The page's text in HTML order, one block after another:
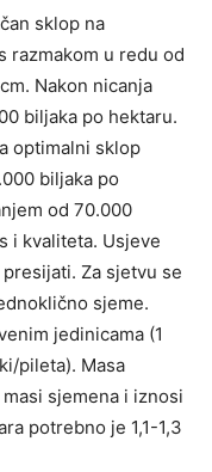
sklop na
razmakom u redu od
Nakon nicanja
biljaka po hektaru.
optimalni sklop
biljaka po
od 70.000
i kvaliteta. Usjeve
Za sjetvu se
sjeme.
jedinicama (1
pileta). Masa
sjemena i iznosi
potrebno je 1,1-1,3